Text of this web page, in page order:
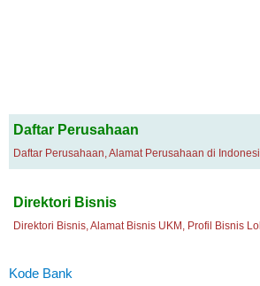
Daftar Perusahaan
Daftar Perusahaan, Alamat Perusahaan di
Direktori Bisnis
Direktori Bisnis, Alamat Bisnis UKM, Profil Bisnis
Kode Bank